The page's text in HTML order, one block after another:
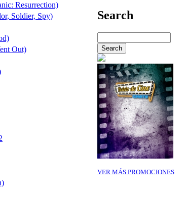
Resurrection)
Soldier, Spy)
Out)
Search
VER MÁS PROMOCIONES